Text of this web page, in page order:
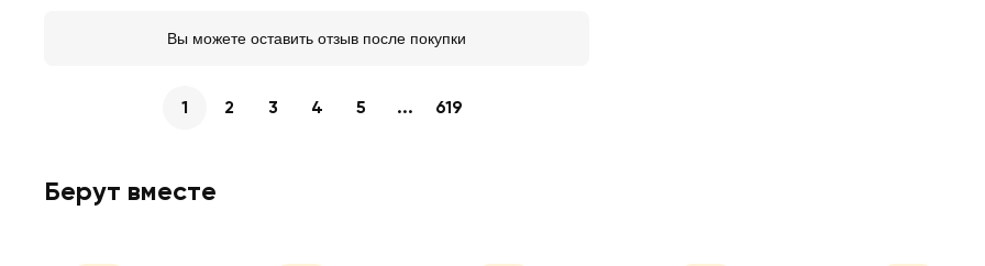
Вы можете оставить отзыв после покупки
1 2 3 4 5 ... 619
Берут вместе